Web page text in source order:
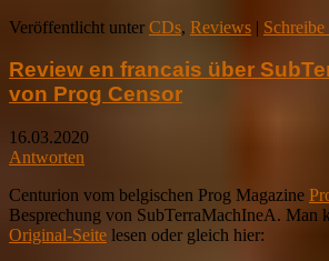
Veröffentlicht unter CDs, Reviews |
Review en francais über
von Prog Censor
16.03.2020
Antworten
Centurion vom belgischen Prog Magazine
Besprechung von SubTerraMachIneA. Man
Original-Seite lesen oder gleich hier: